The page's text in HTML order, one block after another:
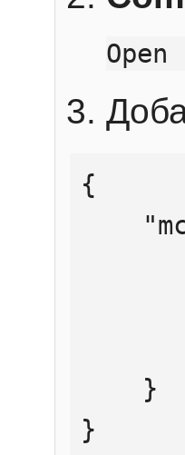
{
}